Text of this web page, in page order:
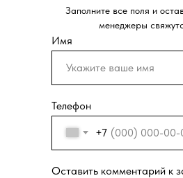
Имя
Телефон
+7
Оставить комментарий к
Заполните все поля и
менеджеры